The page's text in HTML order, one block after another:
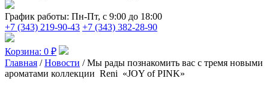
График работы: Пн-Пт, с 9:00 до 18:00
+7 (343) 219-90-43 +7 (343) 382-28-90
Корзина: 0 ₽
Главная /Новости / Мы рады познакомить вас с тремя новыми
ароматами коллекции Reni «JOY of PINK»